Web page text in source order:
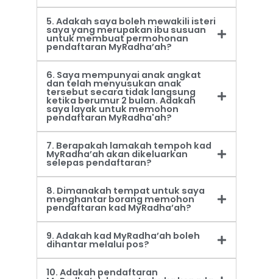
5. Adakah saya boleh mewakili isteri
saya yang merupakan ibu susuan
untuk membuat permohonan
pendaftaran MyRadha’ah?
6. Saya mempunyai anak angkat
dan telah menyusukan anak
tersebut secara tidak langsung
ketika berumur 2 bulan. Adakah
saya layak untuk memohon
pendaftaran MyRadha'ah?
7. Berapakah lamakah tempoh kad
MyRadha’ah akan dikeluarkan
selepas pendaftaran?
8. Dimanakah tempat untuk saya
menghantar borang memohon
pendaftaran kad MyRadha’ah?
9. Adakah kad MyRadha’ah boleh
dihantar melalui pos?
10. Adakah pendaftaran